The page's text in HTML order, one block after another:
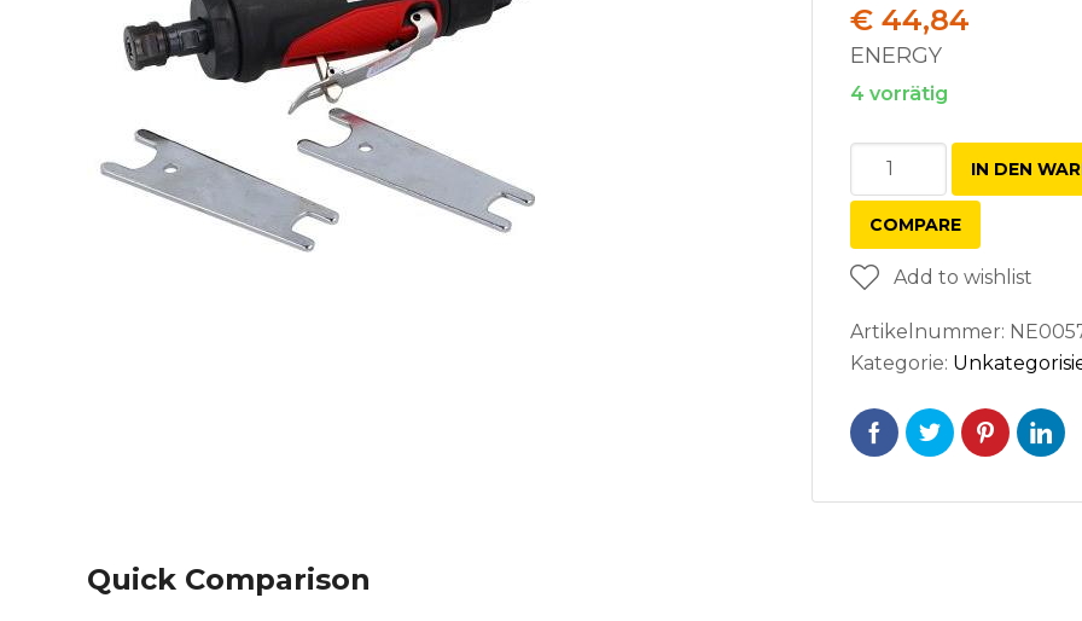
€ 44,84
ENERGY
4 vorrätig
Stabschleifer
(Druckluft)
Menge
IN DEN
COMPARE
Add to wishlist
Artikelnummer:
Kategorie:
Quick Comparison